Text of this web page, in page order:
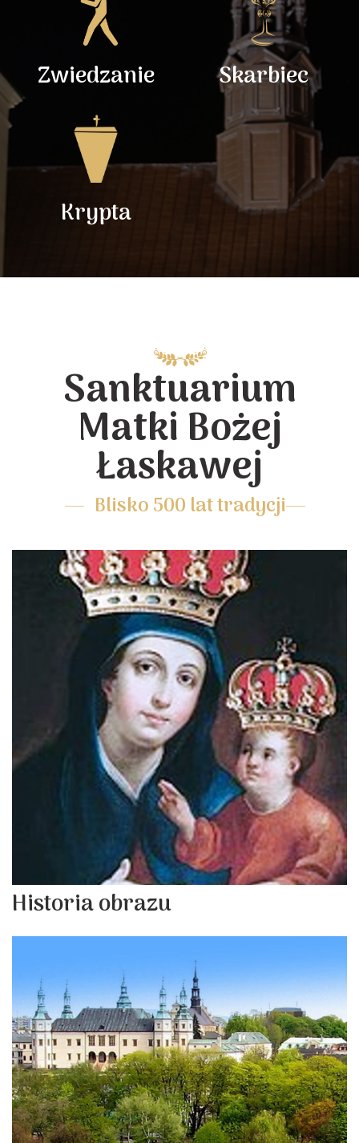
Zwiedzanie Skarbiec
Krypta
Sanktuarium
Matki Bożej
Łaskawej
Blisko 500 lat tradycji
Historia obrazu